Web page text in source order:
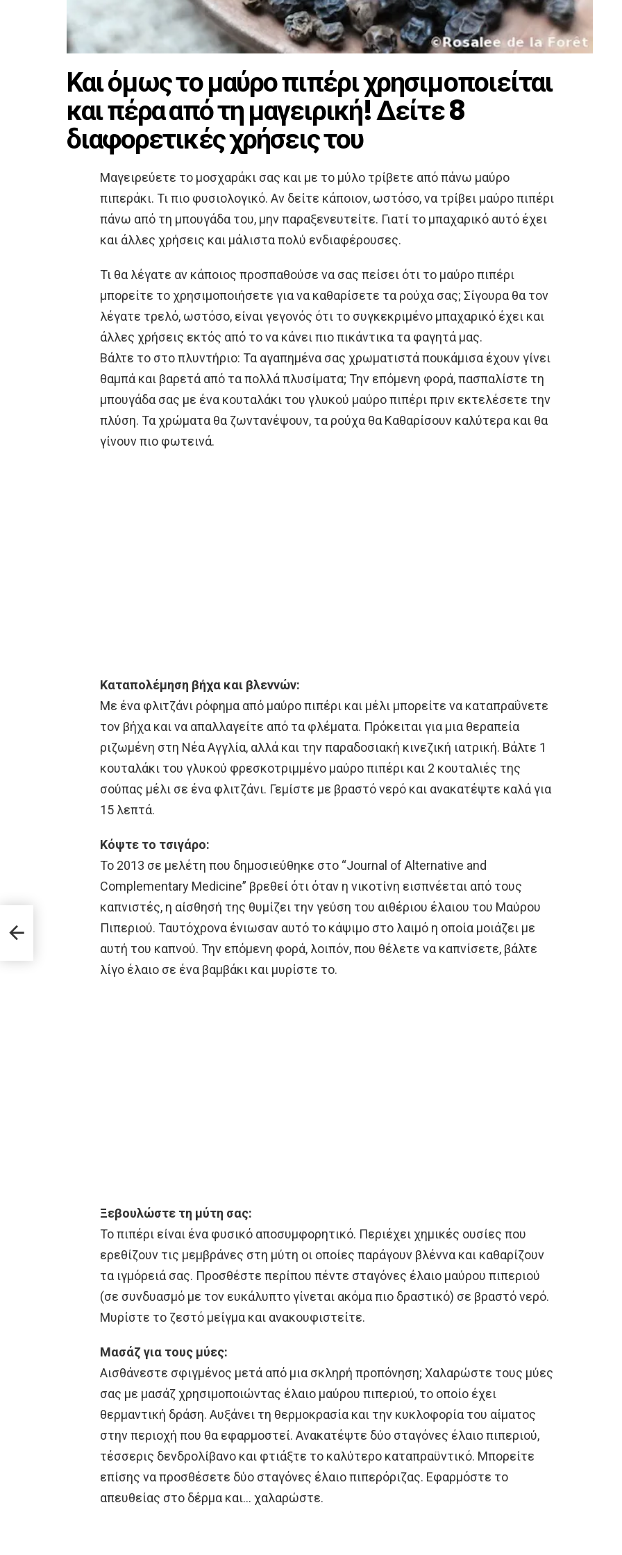
Και όμως το μαύρο πιπέρι χρησιμοποιείται
και πέρα από τη μαγειρική! Δείτε 8
διαφορετικές χρήσεις του
Μαγειρεύετε το μοσχαράκι σας και με το μύλο τρίβετε από πάνω μαύρο
πιπεράκι. Τι πιο φυσιολογικό. Αν δείτε κάποιον, ωστόσο, να τρίβει μαύρο πιπέρι
πάνω από τη μπουγάδα του, μην παραξενευτείτε. Γιατί το μπαχαρικό αυτό έχει
και άλλες χρήσεις και μάλιστα πολύ ενδιαφέρουσες.
Τι θα λέγατε αν κάποιος προσπαθούσε να σας πείσει ότι το μαύρο πιπέρι
μπορείτε το χρησιμοποιήσετε για να καθαρίσετε τα ρούχα σας; Σίγουρα θα τον
λέγατε τρελό, ωστόσο, είναι γεγονός ότι το συγκεκριμένο μπαχαρικό έχει και
άλλες χρήσεις εκτός από το να κάνει πιο πικάντικα τα φαγητά μας.
Βάλτε το στο πλυντήριο: Τα αγαπημένα σας χρωματιστά πουκάμισα έχουν γίνει
θαμπά και βαρετά από τα πολλά πλυσίματα; Την επόμενη φορά, πασπαλίστε τη
μπουγάδα σας με ένα κουταλάκι του γλυκού μαύρο πιπέρι πριν εκτελέσετε την
πλύση. Τα χρώματα θα ζωντανέψουν, τα ρούχα θα Καθαρίσουν καλύτερα και θα
γίνουν πιο φωτεινά.
Καταπολέμηση βήχα και βλεννών:
Με ένα φλιτζάνι ρόφημα από μαύρο πιπέρι και μέλι μπορείτε να καταπραΰνετε
τον βήχα και να απαλλαγείτε από τα φλέματα. Πρόκειται για μια θεραπεία
ριζωμένη στη Νέα Αγγλία, αλλά και την παραδοσιακή κινεζική ιατρική. Βάλτε 1
κουταλάκι του γλυκού φρεσκοτριμμένο μαύρο πιπέρι και 2 κουταλιές της
σούπας μέλι σε ένα φλιτζάνι. Γεμίστε με βραστό νερό και ανακατέψτε καλά για
15 λεπτά.
Κόψτε το τσιγάρο:
Το 2013 σε μελέτη που δημοσιεύθηκε στο “Journal of Alternative and
Complementary Medicine” βρεθεί ότι όταν η νικοτίνη εισπνέεται από τους
καπνιστές, η αίσθησή της θυμίζει την γεύση του αιθέριου έλαιου του Mαύρου
Πιπεριού. Ταυτόχρονα ένιωσαν αυτό το κάψιμο στο λαιμό η οποία μοιάζει με
αυτή του καπνού. Την επόμενη φορά, λοιπόν, που θέλετε να καπνίσετε, βάλτε
λίγο έλαιο σε ένα βαμβάκι και μυρίστε το.
Ξεβουλώστε τη μύτη σας:
Το πιπέρι είναι ένα φυσικό αποσυμφορητικό. Περιέχει χημικές ουσίες που
ερεθίζουν τις μεμβράνες στη μύτη οι οποίες παράγουν βλέννα και καθαρίζουν
τα ιγμόρειά σας. Προσθέστε περίπου πέντε σταγόνες έλαιο μαύρου πιπεριού
(σε συνδυασμό με τον ευκάλυπτο γίνεται ακόμα πιο δραστικό) σε βραστό νερό.
Μυρίστε το ζεστό μείγμα και ανακουφιστείτε.
Μασάζ για τους μύες:
Αισθάνεστε σφιγμένος μετά από μια σκληρή προπόνηση; Χαλαρώστε τους μύες
σας με μασάζ χρησιμοποιώντας έλαιο μαύρου πιπεριού, το οποίο έχει
θερμαντική δράση. Αυξάνει τη θερμοκρασία και την κυκλοφορία του αίματος
στην περιοχή που θα εφαρμοστεί. Ανακατέψτε δύο σταγόνες έλαιο πιπεριού,
τέσσερις δενδρολίβανο και φτιάξτε το καλύτερο καταπραϋντικό. Μπορείτε
επίσης να προσθέσετε δύο σταγόνες έλαιο πιπερόριζας. Εφαρμόστε το
απευθείας στο δέρμα και… χαλαρώστε.